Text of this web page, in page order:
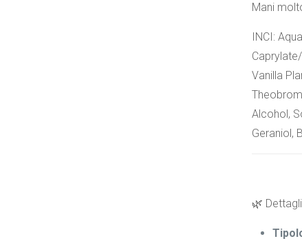
Mani
INCI:
Vanilla
Alcohol,
Geraniol,
🌿